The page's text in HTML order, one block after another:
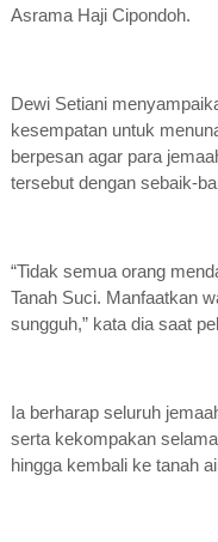
Asrama Haji Cipondoh.
Dewi Setiani
kesempatan untuk
berpesan agar para
tersebut dengan sebaik-
“Tidak semua orang
Tanah Suci. Manfaatkan
sungguh,” kata dia saat
Ia berharap seluruh
serta kekompakan
hingga kembali ke tanah